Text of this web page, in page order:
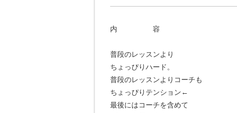
内 容
普段のレッスンより
ちょっぴりハード。
普段のレッスンよりコーチも
ちょっぴりテンション←
最後にはコーチを含めて